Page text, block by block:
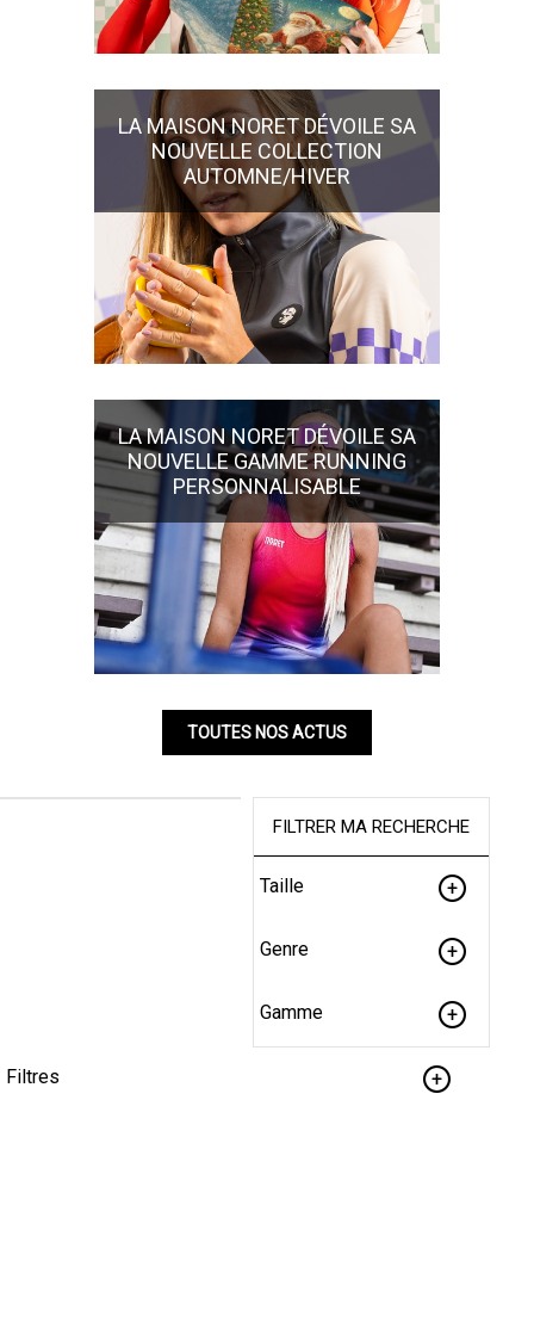
LA MAISON NORET DÉVOILE SA
NOUVELLE COLLECTION
AUTOMNE/HIVER
LA MAISON NORET DÉVOILE SA
NOUVELLE GAMME RUNNING
PERSONNALISABLE
TOUTES NOS ACTUS
FILTRER MA RECHERCHE
Taille
Genre
Gamme
Filtres